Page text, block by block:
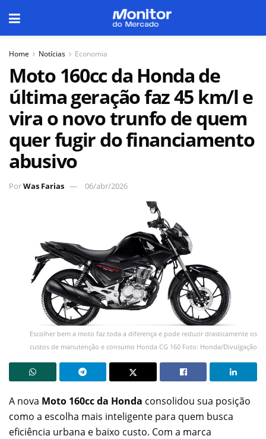
Home Notícias Economia
Moto 160cc da Honda de
última geração faz 45 km/l e
vira o novo trunfo de quem
quer fugir do financiamento
abusivo
PorWas Farias 06/abr/2026
Escolher bem a moto faz toda a diferença e pode reduzir drasticamente os
custos de manutenção e consumo Honda CG 160 Foto: Honda/Divulgação
A nova Moto 160cc da Honda consolidou sua posição
como a escolha mais inteligente para quem busca
eficiência urbana e baixo custo. Com a marca